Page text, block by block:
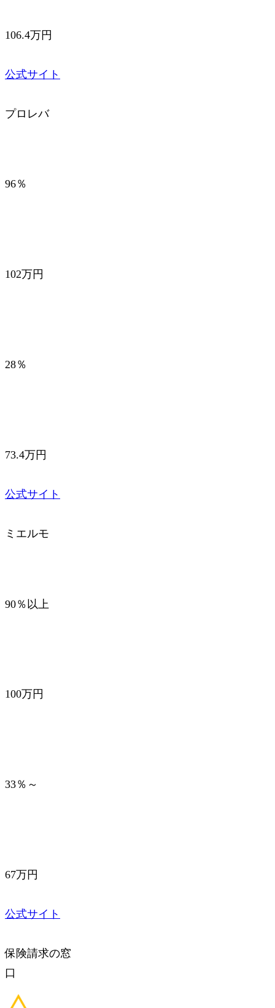
106.4万円
公式サイト
プロレバ
96％
102万円
28％
73.4万円
公式サイト
ミエルモ
90％以上
100万円
33％～
67万円
公式サイト
保険請求の窓
口